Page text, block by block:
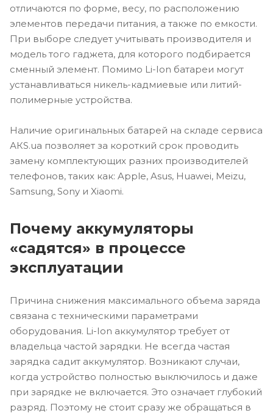
отличаются по форме, весу, по расположению
элементов передачи питания, а также по емкости.
При выборе следует учитывать производителя и
модель того гаджета, для которого подбирается
сменный элемент. Помимо Li-Ion батареи могут
устанавливаться никель-кадмиевые или литий-
полимерные устройства.
Наличие оригинальных батарей на складе сервиса
АКS.ua позволяет за короткий срок проводить
замену комплектующих разних производителей
телефонов, таких как: Apple, Asus, Huawei, Meizu,
Samsung, Sony и Xiaomi.
Почему аккумуляторы
«садятся» в процессе
эксплуатации
Причина снижения максимального объема заряда
связана с техническими параметрами
оборудования. Li-Ion аккумулятор требует от
владельца частой зарядки. Не всегда частая
зарядка садит аккумулятор. Возникают случаи,
когда устройство полностью выключилось и даже
при зарядке не включается. Это означает глубокий
разряд. Поэтому не стоит сразу же обращаться в